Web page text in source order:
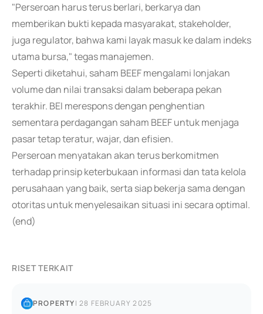
"Perseroan harus terus berlari, berkarya dan
memberikan bukti kepada masyarakat, stakeholder,
juga regulator, bahwa kami layak masuk ke dalam indeks
utama bursa," tegas manajemen.
Seperti diketahui, saham BEEF mengalami lonjakan
volume dan nilai transaksi dalam beberapa pekan
terakhir. BEI merespons dengan penghentian
sementara perdagangan saham BEEF untuk menjaga
pasar tetap teratur, wajar, dan efisien.
Perseroan menyatakan akan terus berkomitmen
terhadap prinsip keterbukaan informasi dan tata kelola
perusahaan yang baik, serta siap bekerja sama dengan
otoritas untuk menyelesaikan situasi ini secara optimal.
(end)
RISET TERKAIT
PROPERTY|28 FEBRUARY 2025